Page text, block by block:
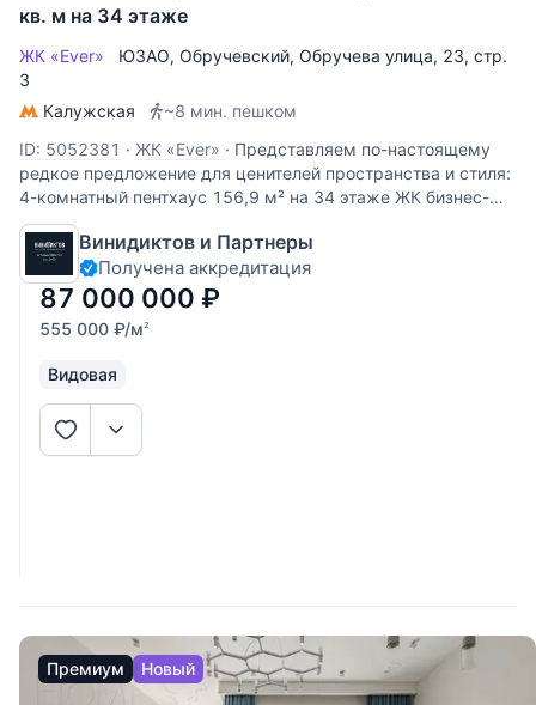
кв. м на 34 этаже
ЖК «Ever» ЮЗАО, Обручевский, Обручева улица, 23, стр.
3
Калужская
~8 мин. пешком
ID: 5052381 · ЖК «Ever» · Представляем по-настоящему
редкое предложение для ценителей пространства и стиля:
4-комнатный пентхаус 156,9 м² на 34 этаже ЖК бизнес-
класса «EVER». Это ваш личный городской оазис на высоте,
где утро начинается с панорамного вида на Москву, а
Винидиктов и Партнеры
Получена аккредитация
87 000 000 ₽
555 000 ₽/м2
Видовая
Премиум Новый